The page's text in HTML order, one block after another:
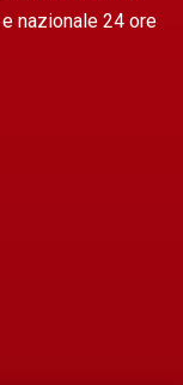
nazionale 24 ore